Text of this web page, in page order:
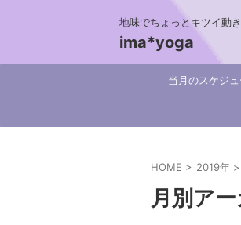
地味でちょっとキツイ動
ima*yoga
当月のスケジ
HOME > 2019年 >
月別ア